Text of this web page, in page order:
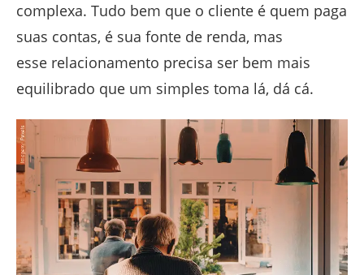
complexa. Tudo bem que o cliente é quem paga
suas contas, é sua fonte de renda, mas
esse relacionamento precisa ser bem mais
equilibrado que um simples toma lá, dá cá.